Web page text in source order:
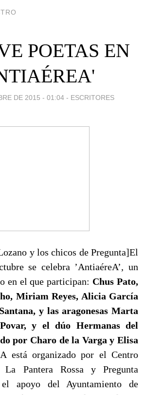
POETAS EN
DE 2015 - 01:04 - ESCRITORES
y los chicos de Pregunta]El
se celebra ’AntiaéreA’, un
en el que participan: Chus Pato,
Miriam Reyes, Alicia García
y las aragonesas Marta
y el dúo Hermanas del
por Charo de la Varga y Elisa
está organizado por el Centro
Pantera Rossa y Pregunta
apoyo del Ayuntamiento de